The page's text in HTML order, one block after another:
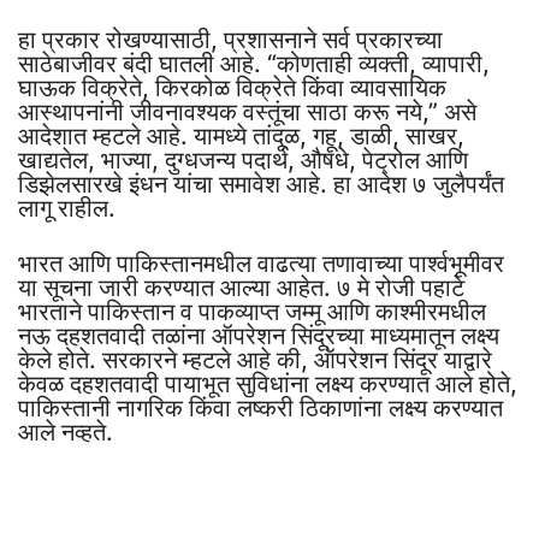
हा प्रकार रोखण्यासाठी, प्रशासनाने सर्व प्रकारच्या
साठेबाजीवर बंदी घातली आहे. “कोणताही व्यक्ती, व्यापारी,
घाऊक विक्रेते, किरकोळ विक्रेते किंवा व्यावसायिक
आस्थापनांनी जीवनावश्यक वस्तूंचा साठा करू नये,” असे
आदेशात म्हटले आहे. यामध्ये तांदूळ, गहू, डाळी, साखर,
खाद्यतेल, भाज्या, दुग्धजन्य पदार्थ, औषधे, पेट्रोल आणि
डिझेलसारखे इंधन यांचा समावेश आहे. हा आदेश ७ जुलैपर्यंत
लागू राहील.
भारत आणि पाकिस्तानमधील वाढत्या तणावाच्या पार्श्वभूमीवर
या सूचना जारी करण्यात आल्या आहेत. ७ मे रोजी पहाटे
भारताने पाकिस्तान व पाकव्याप्त जम्मू आणि काश्मीरमधील
नऊ दहशतवादी तळांना ऑपरेशन सिंदूरच्या माध्यमातून लक्ष्य
केले होते. सरकारने म्हटले आहे की, ऑपरेशन सिंदूर याद्वारे
केवळ दहशतवादी पायाभूत सुविधांना लक्ष्य करण्यात आले होते,
पाकिस्तानी नागरिक किंवा लष्करी ठिकाणांना लक्ष्य करण्यात
आले नव्हते.